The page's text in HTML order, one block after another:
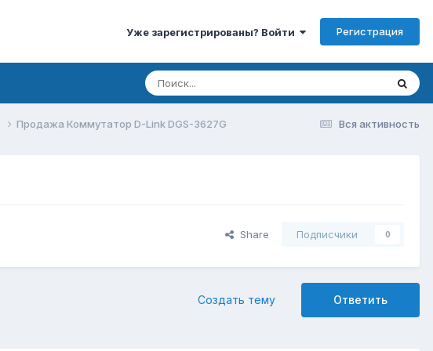
Уже зарегистрированы? Войти Регистрация
Вся активность
Продажа Коммутатор D-Link DGS-3627G
Share Подписчики 0
Ответить
Создать тему